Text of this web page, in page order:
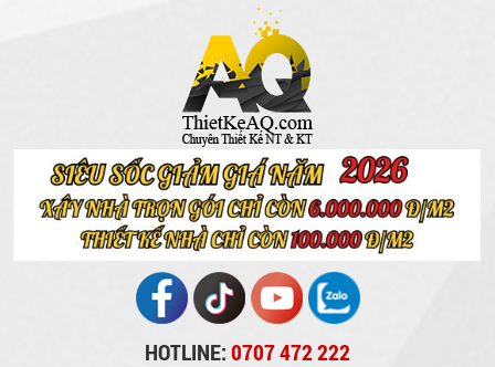
HOTLINE:0707 472 222